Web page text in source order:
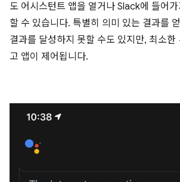
도 어시스턴트 앱을 열거나 Slack에 들어
할 수 있습니다. 특별히 의미 있는 결과를
결과를 달성하지 못할 수도 있지만, 최소한
고 앱이 제어됩니다.